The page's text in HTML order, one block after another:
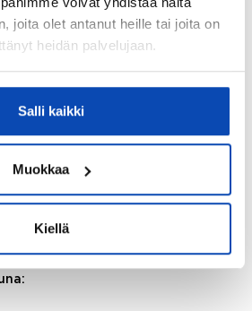
joita olet antanut heille tai joita on
heidän palvelujaan.
Salli kaikki
Muokkaa
Kiellä